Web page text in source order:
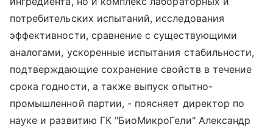
потребительских испытаний, исследования
эффективности, сравнение с существующими
аналогами, ускоренные испытания стабильности,
подтверждающие сохранение свойств в течение
срока годности, а также выпуск опытно-
промышленной партии, - поясняет директор по
науке и развитию ГК "БиоМикроГели" Александр